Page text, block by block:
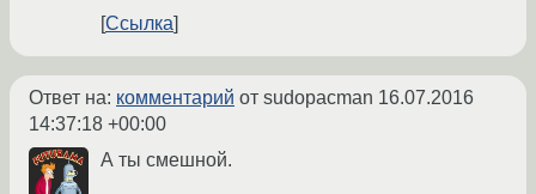
Ссылка
Ответ на: комментарий от sudopacman 16.07.2016
14:37:18 +00:00
А ты смешной.